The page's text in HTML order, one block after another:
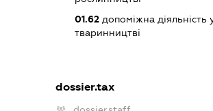
01.62допоміжна діяльність
тваринництві
dossier.tax